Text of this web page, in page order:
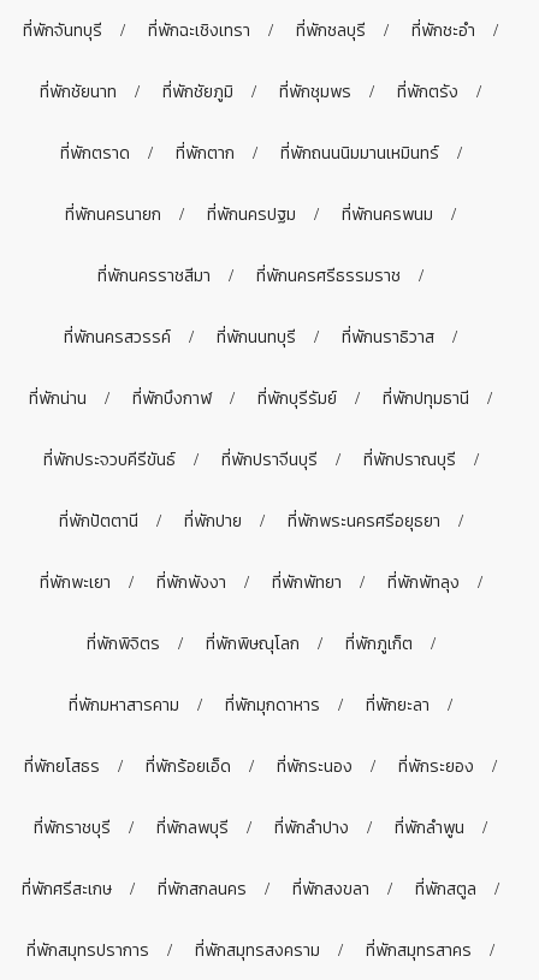
ที่พักจันทบุรี ที่พักฉะเชิงเทรา ที่พักชลบุรี ที่พักชะอำ
ที่พักชัยนาท ที่พักชัยภูมิ ที่พักชุมพร ที่พักตรัง
ที่พักตราด ที่พักตาก ที่พักถนนนิมมานเหมินทร์
ที่พักนครนายก ที่พักนครปฐม ที่พักนครพนม
ที่พักนครราชสีมา ที่พักนครศรีธรรมราช
ที่พักนครสวรรค์ ที่พักนนทบุรี ที่พักนราธิวาส
ที่พักน่าน ที่พักบึงกาฬ ที่พักบุรีรัมย์ ที่พักปทุมธานี
ที่พักประจวบคีรีขันธ์ ที่พักปราจีนบุรี ที่พักปราณบุรี
ที่พักปัตตานี ที่พักปาย ที่พักพระนครศรีอยุธยา
ที่พักพะเยา ที่พักพังงา ที่พักพัทยา ที่พักพัทลุง
ที่พักพิจิตร ที่พักพิษณุโลก ที่พักภูเก็ต
ที่พักมหาสารคาม ที่พักมุกดาหาร ที่พักยะลา
ที่พักยโสธร ที่พักร้อยเอ็ด ที่พักระนอง ที่พักระยอง
ที่พักราชบุรี ที่พักลพบุรี ที่พักลำปาง ที่พักลำพูน
ที่พักศรีสะเกษ ที่พักสกลนคร ที่พักสงขลา ที่พักสตูล
ที่พักสมุทรปราการ ที่พักสมุทรสงคราม ที่พักสมุทรสาคร